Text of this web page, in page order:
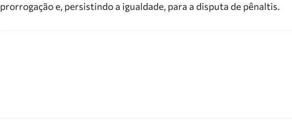
prorrogação e, persistindo a igualdade, para a disputa de pênaltis.